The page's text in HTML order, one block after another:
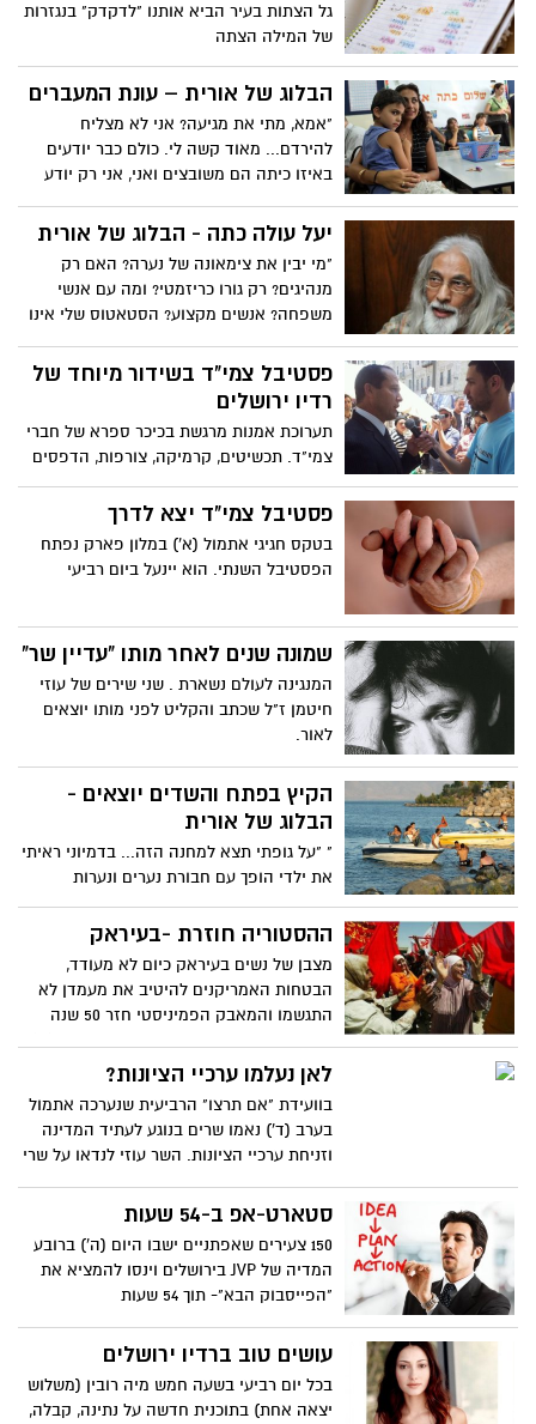
העצמות למיניהן, אימונים אישיים ועוד."
גל הצתות בעיר הביא אותנו "לדקדק" בנגזרות
של המילה הצתה
הבלוג של אורית – עונת המעברים
"אמא, מתי את מגיעה? אני לא מצליח
להירדם... מאוד קשה לי. כולם כבר יודעים
באיזו כיתה הם משובצים ואני, אני רק יודע
בחצות הלילה , בעודי נפרדת מאורחים בשדה
הראה כמה הוא מתקשה להשלים עם הפרידה
מהיסודי והחברים, והחשש מהמעבר לחטיבת
הביניים
יעל עולה כתה - הבלוג של אורית
"מי יבין את צימאונה של נערה? האם רק
מנהיגים? רק גורו כריזמטי? ומה עם אנשי
משפחה? אנשים מקצוע? הסטאטוס שלי אינו
שהוביל אותי לכת הזו היה הצימאון שלי לגעת
בעולם המסתורין..." יעל פפר מתוך הספר
"גאולה מרצון"
פסטיבל צמי"ד בשידור מיוחד של
רדיו ירושלים
תערוכת אמנות מרגשת בכיכר ספרא של חברי
צמי"ד. תכשיטים, קרמיקה, צורפות, הדפסים
ברמה אומנותית גבוהה
פסטיבל צמי"ד יצא לדרך
בטקס חגיגי אתמול (א') במלון פארק נפתח
הפסטיבל השנתי. הוא יינעל ביום רביעי
שמונה שנים לאחר מותו "עדיין שר"
המנגינה לעולם נשארת . שני שירים של עוזי
חיטמן ז"ל שכתב והקליט לפני מותו יוצאים
לאור.
הקיץ בפתח והשדים יוצאים -
הבלוג של אורית
" "על גופתי תצא למחנה הזה... בדמיוני ראיתי
את ילדי הופך עם חבורת נערים ונערות
מקסימים לחמורים מתוך הסרט פינוקיו...אין
ספק שהגזמתי, ואולי לא רק אני. האמנם?"
ההסטוריה חוזרת -בעיראק
מצבן של נשים בעיראק כיום לא מעודד,
הבטחות האמריקנים להיטיב את מעמדן לא
התגשמו והמאבק הפמיניסטי חזר 50 שנה
במכון טרומן הר הצופים
לאן נעלמו ערכיי הציונות?
בוועידת "אם תרצו" הרביעית שנערכה אתמול
בערב (ד') נאמו שרים בנוגע לעתיד המדינה
וזניחת ערכיי הציונות. השר עוזי לנדאו על שרי
הנכבה ושר אחר החליט ללמד את שירי
סטארט-אפ ב-54 שעות
150 צעירים שאפתניים ישבו היום (ה') ברובע
המדיה של JVP בירושלים וינסו להמציא את
"הפייסבוק הבא"- תוך 54 שעות
עושים טוב ברדיו ירושלים
בכל יום רביעי בשעה חמש מיה רובין (משלוש
יצאה אחת) בתוכנית חדשה על נתינה, קבלה,